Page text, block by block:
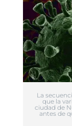
La
que la
ciudad de
antes de